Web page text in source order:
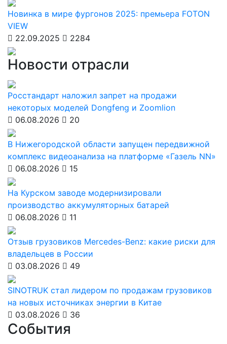
Новинка в мире фургонов 2025: премьера FOTON
VIEW
22.09.2025
2284
Новости отрасли
Росстандарт наложил запрет на продажи
некоторых моделей Dongfeng и Zoomlion
06.08.2026
20
В Нижегородской области запущен передвижной
комплекс видеоанализа на платформе «Газель NN»
06.08.2026
15
На Курском заводе модернизировали
производство аккумуляторных батарей
06.08.2026
11
Отзыв грузовиков Mercedes-Benz: какие риски для
владельцев в России
03.08.2026
49
SINOTRUK стал лидером по продажам грузовиков
на новых источниках энергии в Китае
03.08.2026
36
События